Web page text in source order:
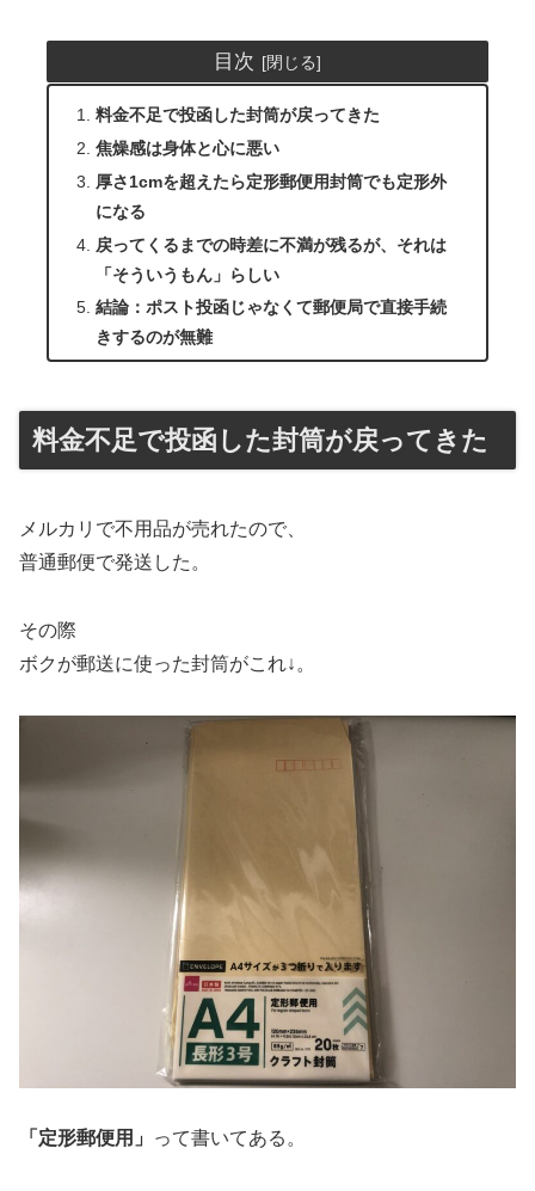
目次
料金不足で投函した封筒が戻ってきた
焦燥感は身体と心に悪い
厚さ1cmを超えたら定形郵便用封筒でも定形外
になる
戻ってくるまでの時差に不満が残るが、それは
「そういうもん」らしい
結論：ポスト投函じゃなくて郵便局で直接手続
きするのが無難
料金不足で投函した封筒が戻ってきた
メルカリで不用品が売れたので、
普通郵便で発送した。
その際
ボクが郵送に使った封筒がこれ↓。
「定形郵便用」 って書いてある。